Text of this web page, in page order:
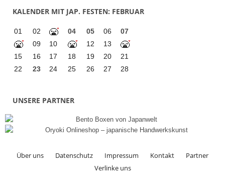
KALENDER MIT JAP. FESTEN: FEBRUAR
01 02 04 05 06
07
09
10 12
13
15
16 17 18 19 20
21
22
23 24 25 26 27 28
UNSERE PARTNER
Über uns Datenschutz Impressum Kontakt
Partner
Verlinke uns